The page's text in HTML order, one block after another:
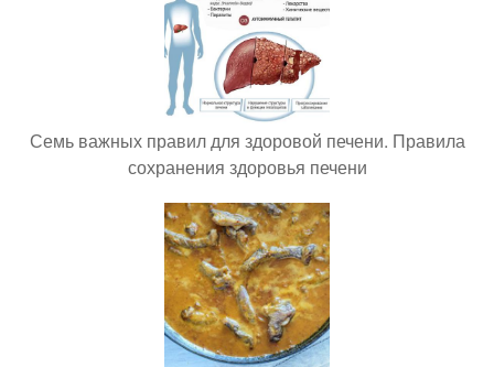
Семь важных правил для здоровой печени. Правила
сохранения здоровья печени